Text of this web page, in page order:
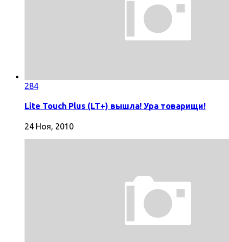
284
Lite Touch Plus (LT+) вышла! Ура товарищи!
24 Ноя, 2010